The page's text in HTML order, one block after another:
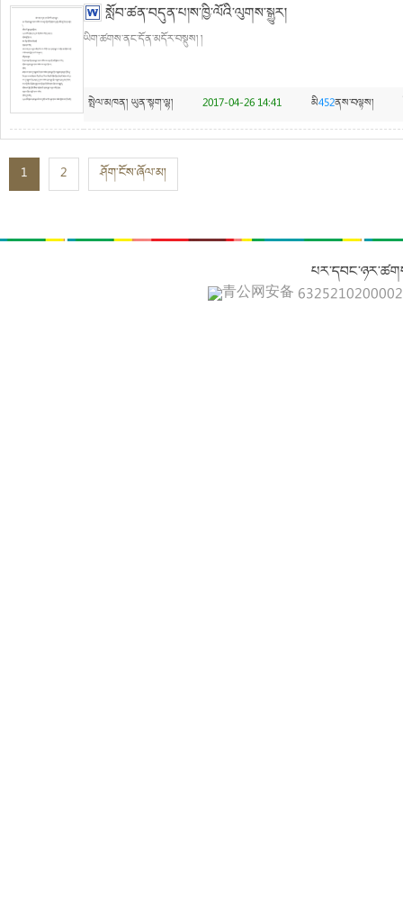
སློབ་ཚན་བདུན་པ།ས་ཁྱི་ལོའི་ལུགས་སྒྱུར།
ཡིག་ཚགས་ནང་དོན་མདོར་བསྡུས། །
སྤེལ་མཁན། ཡུན་སྟག་ལྷ། 2017-04-26 14:41 མི452ནས་བལྟས།
1 2 ཤོག་ངོས་ཞོལ་མ།
青公网安备